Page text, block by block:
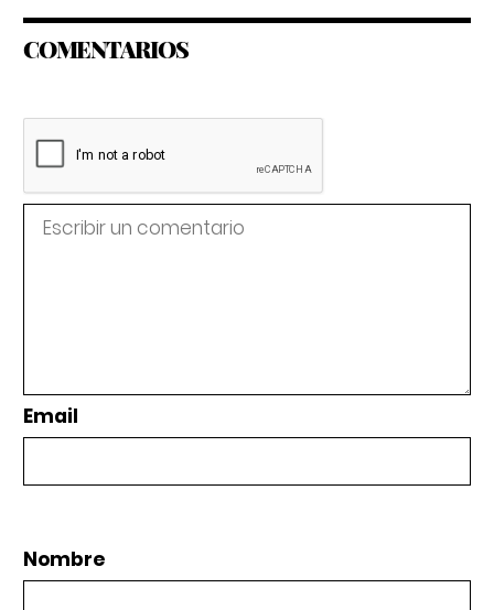
COMENTARIOS
Email
Nombre